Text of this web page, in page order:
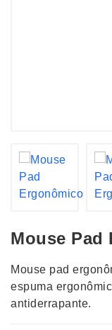
Mouse Pad
Mouse pad
espuma
antiderrapante.